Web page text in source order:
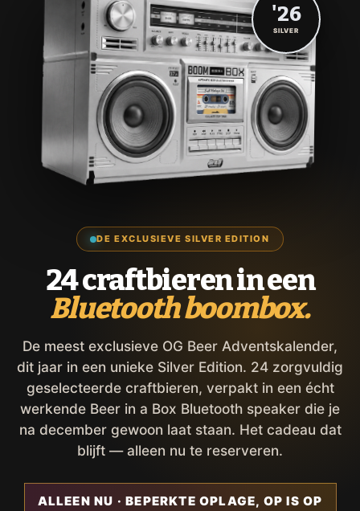
DE EXCLUSIEVE SILVER EDITION
24 craftbieren in een
Bluetooth boombox.
De meest exclusieve OG Beer Adventskalender,
dit jaar in een unieke Silver Edition. 24 zorgvuldig
geselecteerde craftbieren, verpakt in een écht
werkende Beer in a Box Bluetooth speaker die je
na december gewoon laat staan. Het cadeau dat
blijft — alleen nu te reserveren.
ALLEEN NU · BEPERKTE OPLAGE, OP IS OP
'26
SILVER